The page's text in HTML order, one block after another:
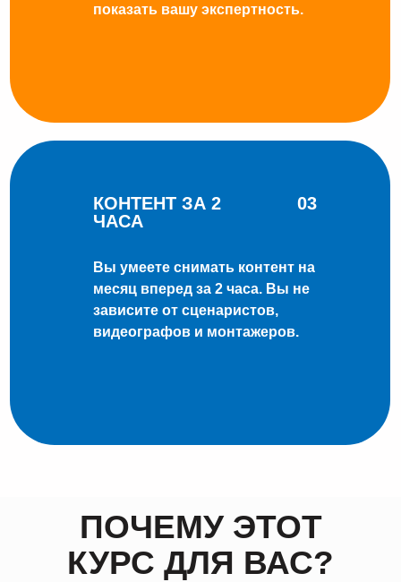
показать вашу экспертность.
КОНТЕНТ ЗА 2
ЧАСА
Вы умеете снимать контент на
месяц вперед за 2 часа. Вы не
зависите от сценаристов,
видеографов и монтажеров.
03
ПОЧЕМУ ЭТОТ
КУРС ДЛЯ ВАС?